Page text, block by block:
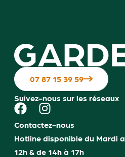
07 87 15 39 59
Suivez-nous sur les réseaux
Contactez-nous
Hotline disponible du Mardi
12h & de 14h à 17h